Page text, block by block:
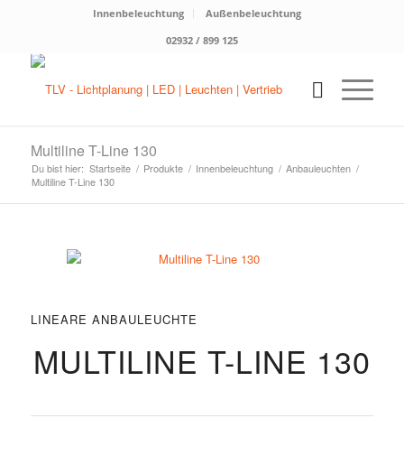
Innenbeleuchtung
Außenbeleuchtung
02932 / 899 125
Multiline T-Line 130
Du bist hier: Startseite / Produkte / Innenbeleuchtung / Anbauleuchten /
Multiline T-Line 130
LINEARE ANBAULEUCHTE
MULTILINE T-LINE 130